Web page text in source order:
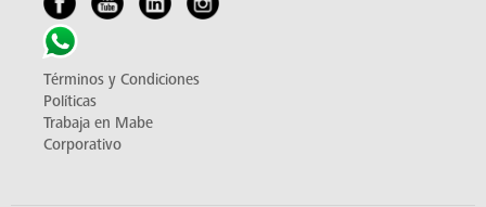
Términos y Condiciones
Políticas
Trabaja en Mabe
Corporativo